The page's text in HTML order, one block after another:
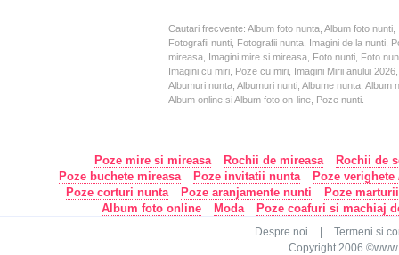
Cautari frecvente: Album foto nunta, Album foto
Fotografii nunti, Fotografii nunta, Imagini de la nunti,
mireasa, Imagini mire si mireasa, Foto nunti, Foto
Imagini cu miri, Poze cu miri, Imagini Mirii anului
Albumuri nunta, Albumuri nunti, Albume nunta,
Album online si Album foto on-line, Poze nunti.
Poze mire si mireasa Rochii de mireasa
Rochii de
Poze buchete mireasa
Poze invitatii nunta
Poze
Poze corturi nunta
Poze aranjamente nunti
Poze
Album foto online
Moda Poze coafuri si machiaj
Despre noi
Termeni si
Copyright 2006